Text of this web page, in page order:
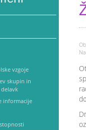
vzgoje
skupin in
informacije